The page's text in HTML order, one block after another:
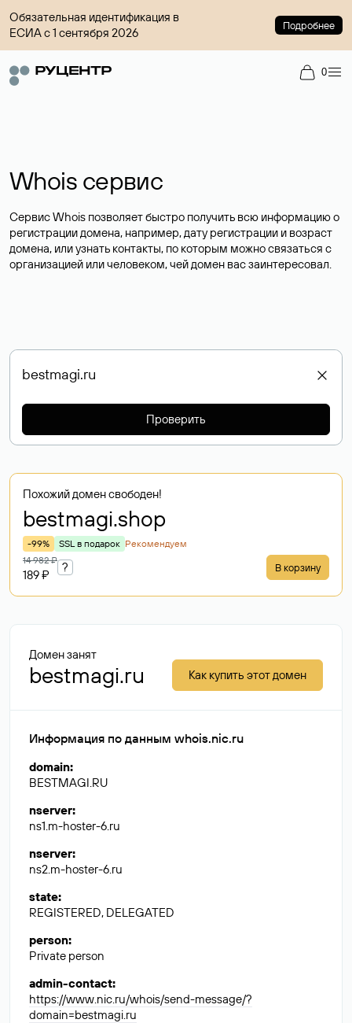
Обязательная идентификация в
ЕСИА с 1 сентября 2026
Подробнее
0
Whois сервис
Сервис Whois позволяет быстро получить всю информацию о
регистрации домена, например, дату регистрации и возраст
домена, или узнать контакты, по которым можно связаться с
организацией или человеком, чей домен вас заинтересовал.
Проверить
Похожий домен свободен!
bestmagi.shop
-99% SSL в подарок Рекомендуем
14 982 ₽
189 ₽
? В корзину
Домен занят
bestmagi.ru Как купить этот домен
Информация по данным whois.nic.ru
domain:
BESTMAGI.RU
nserver:
ns1.m-hoster-6.ru
nserver:
ns2.m-hoster-6.ru
state:
REGISTERED, DELEGATED
person:
Private person
admin-contact:
https://www.nic.ru/whois/send-message/?
domain=bestmagi.ru